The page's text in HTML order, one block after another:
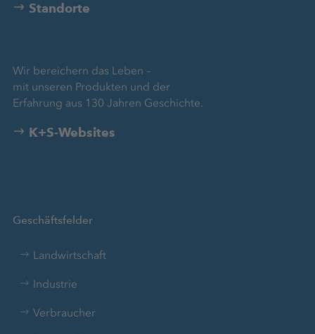
Standorte
Wir bereichern das Leben –
mit unseren Produkten und der
Erfahrung aus 130 Jahren Geschichte.
K+S-Websites
Geschäftsfelder
Landwirtschaft
Industrie
Verbraucher